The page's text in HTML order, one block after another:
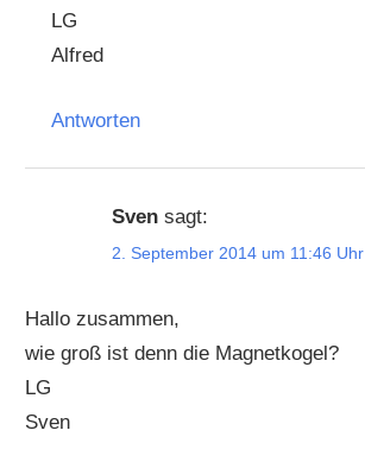
LG
Alfred
Antworten
Sven sagt:
2. September 2014 um 11:46 Uhr
Hallo zusammen,
wie groß ist denn die Magnetkogel?
LG
Sven